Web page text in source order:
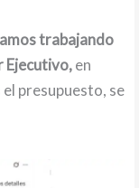
trabajando
Ejecutivo,en
presupuesto, se